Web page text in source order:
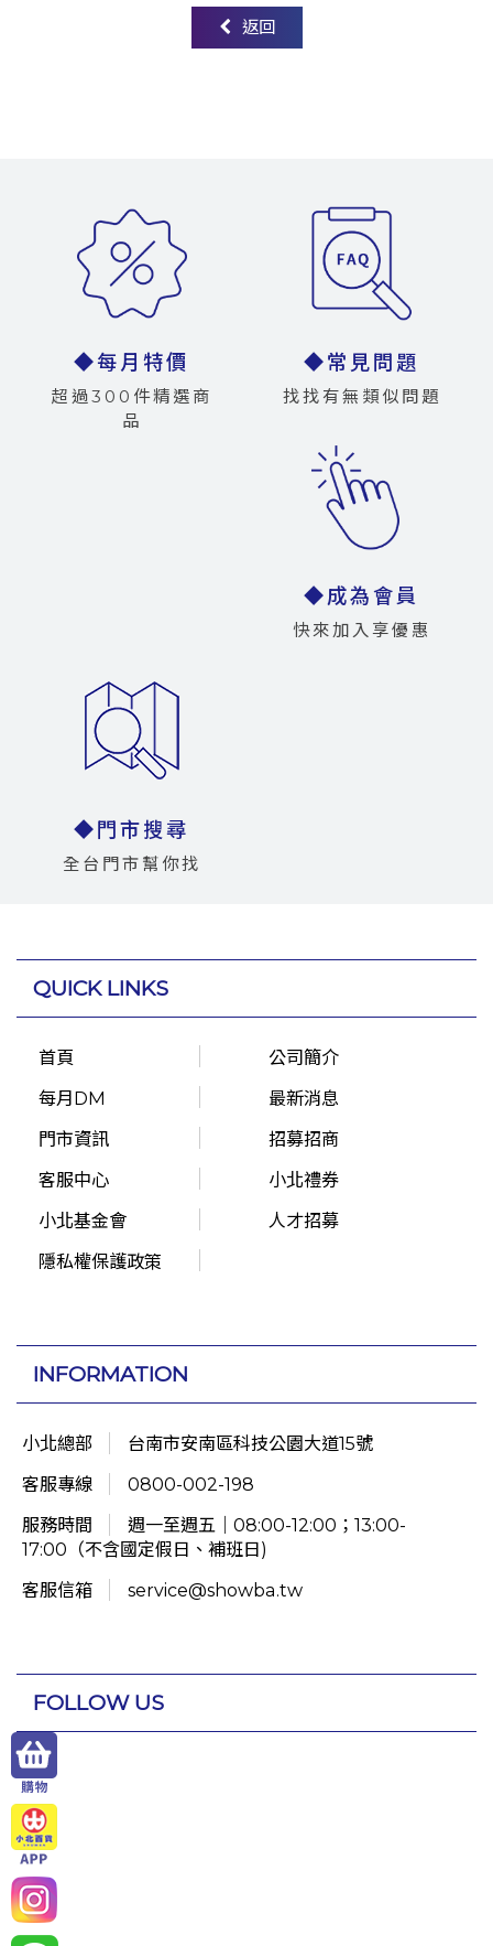
返回
◆每月特價
超過300件精選商
品
◆常見問題
找找有無類似問題
◆成為會員
快來加入享優惠
◆門市搜尋
全台門市幫你找
QUICK LINKS
首頁
公司簡介
每月DM
最新消息
門市資訊
招募招商
客服中心
小北禮券
小北基金會
人才招募
隱私權保護政策
INFORMATION
小北總部
台南市安南區科技公園大道15號
客服專線
0800-002-198
服務時間
週一至週五｜08:00-12:00；13:00-
17:00（不含國定假日、補班日)
客服信箱
service@showba.tw
FOLLOW US